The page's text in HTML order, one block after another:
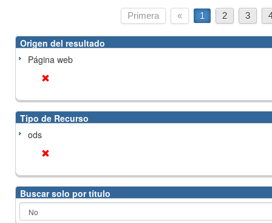
Primera « 1 2 3
Origen del resultado
Página web
Tipo de Recurso
ods
Buscar solo por título